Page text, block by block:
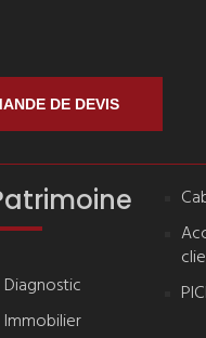
DE DEVIS
Diagnostic
Immobilier